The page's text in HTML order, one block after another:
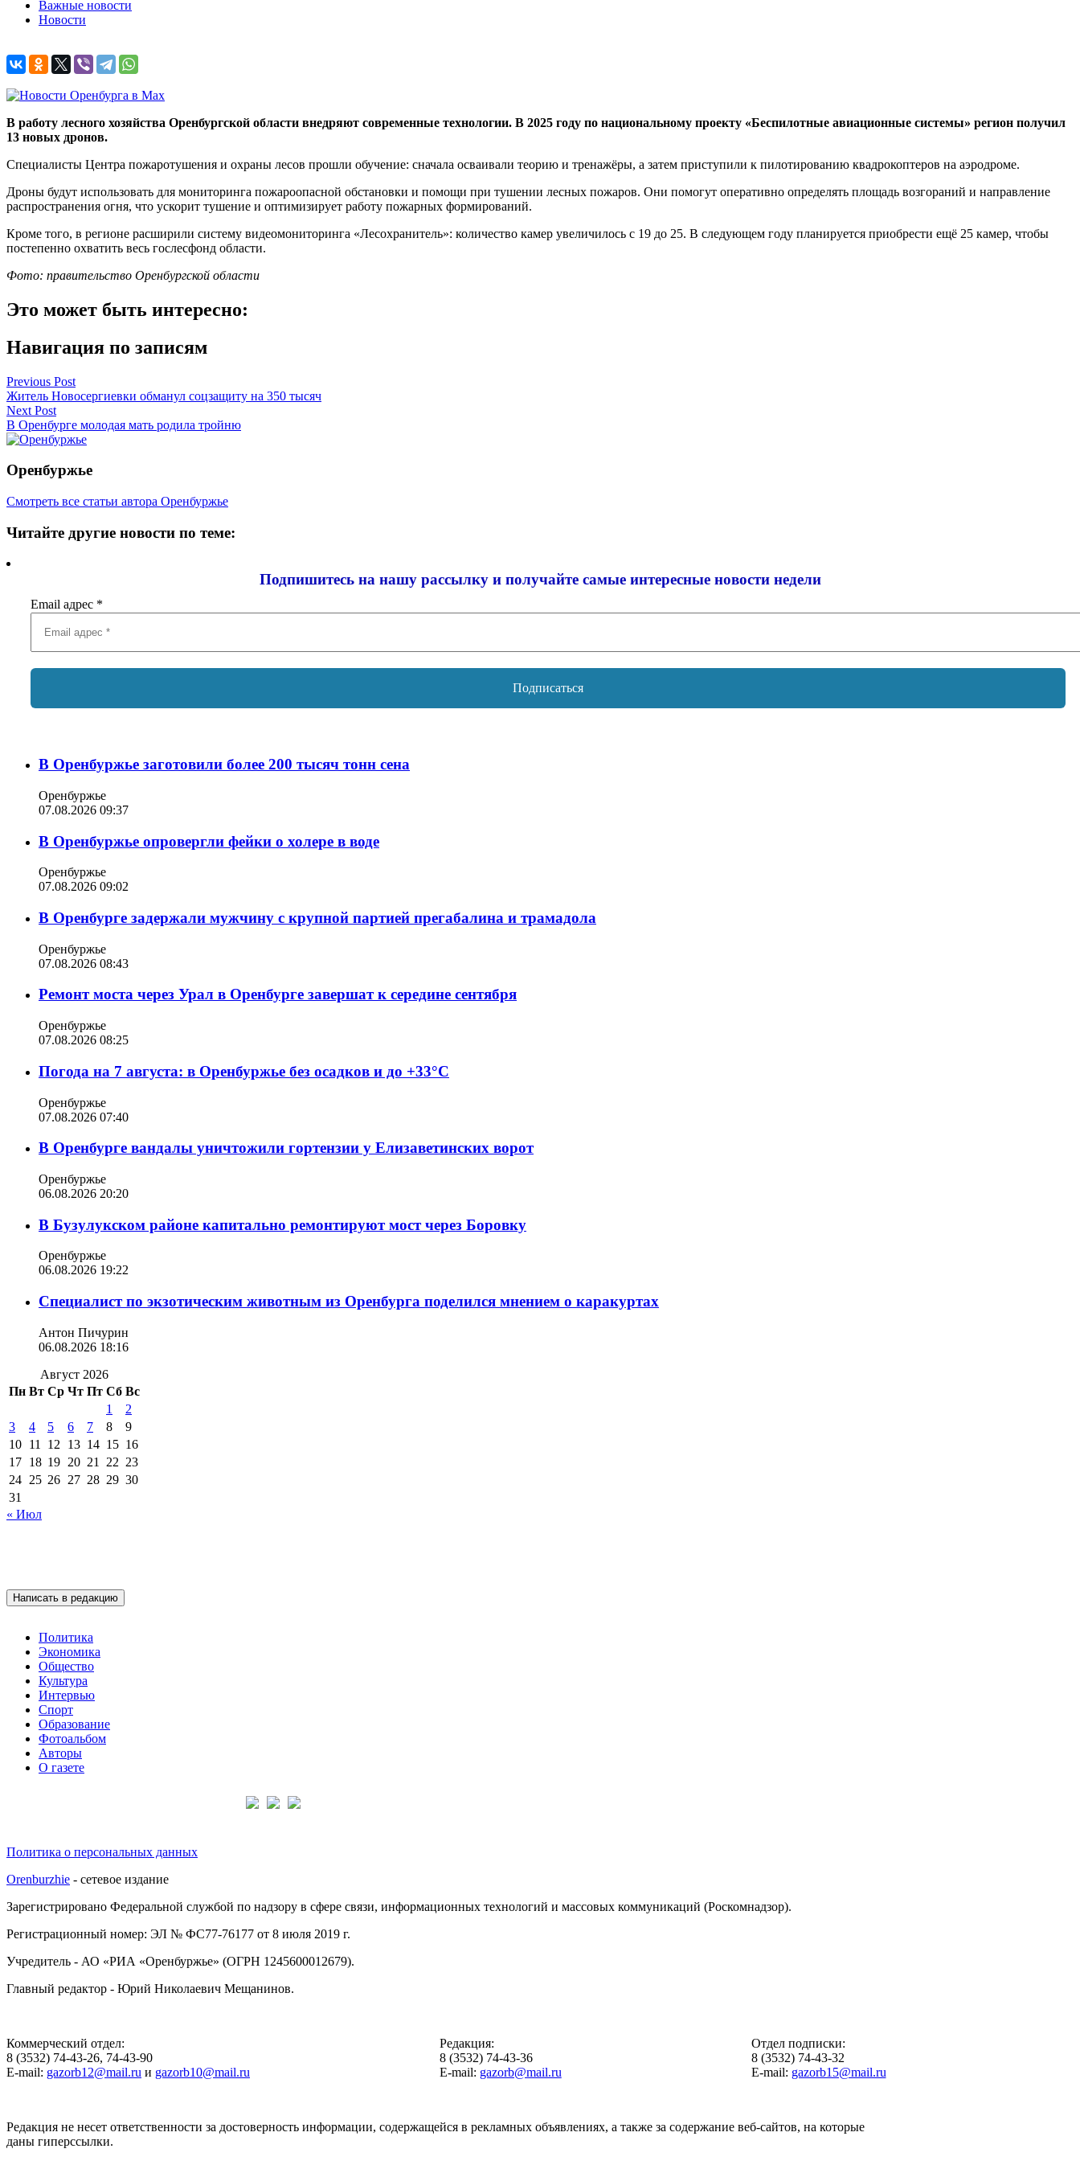
Важные новости
Новости
В работу лесного хозяйства Оренбургской области внедряют современные технологии. В 2025 году по национальному проекту «Беспилотные авиационные системы» регион получил
13 новых дронов.
Специалисты Центра пожаротушения и охраны лесов прошли обучение: сначала осваивали теорию и тренажёры, а затем приступили к пилотированию квадрокоптеров на аэродроме.
Дроны будут использовать для мониторинга пожароопасной обстановки и помощи при тушении лесных пожаров. Они помогут оперативно определять площадь возгораний и направление
распространения огня, что ускорит тушение и оптимизирует работу пожарных формирований.
Кроме того, в регионе расширили систему видеомониторинга «Лесохранитель»: количество камер увеличилось с 19 до 25. В следующем году планируется приобрести ещё 25 камер, чтобы
постепенно охватить весь гослесфонд области.
Фото: правительство Оренбургской области
Это может быть интересно:
Навигация по записям
Previous Post
Житель Новосергиевки обманул соцзащиту на 350 тысяч
Next Post
В Оренбурге молодая мать родила тройню
Оренбуржье
Смотреть все статьи автора Оренбуржье
Читайте другие новости по теме:
Подпишитесь на нашу рассылку и получайте самые интересные новости недели
Email адрес *
В Оренбуржье заготовили более 200 тысяч тонн сена
Оренбуржье
07.08.2026 09:37
В Оренбуржье опровергли фейки о холере в воде
Оренбуржье
07.08.2026 09:02
В Оренбурге задержали мужчину с крупной партией прегабалина и трамадола
Оренбуржье
07.08.2026 08:43
Ремонт моста через Урал в Оренбурге завершат к середине сентября
Оренбуржье
07.08.2026 08:25
Погода на 7 августа: в Оренбуржье без осадков и до +33°C
Оренбуржье
07.08.2026 07:40
В Оренбурге вандалы уничтожили гортензии у Елизаветинских ворот
Оренбуржье
06.08.2026 20:20
В Бузулукском районе капитально ремонтируют мост через Боровку
Оренбуржье
06.08.2026 19:22
Специалист по экзотическим животным из Оренбурга поделился мнением о каракуртах
Антон Пичурин
06.08.2026 18:16
Август 2026
Пн Вт Ср Чт Пт Сб Вс
1
2
3
4 5 6 7 8
9
10 11 12 13 14 15 16
17 18 19 20 21 22 23
24 25 26 27 28 29 30
31
« Июл
Написать в редакцию
Политика
Экономика
Общество
Культура
Интервью
Спорт
Образование
Фотоальбом
Авторы
О газете
Политика о персональных данных
Orenburzhie - сетевое издание
Зарегистрировано Федеральной службой по надзору в сфере связи, информационных технологий и массовых коммуникаций (Роскомнадзор).
Регистрационный номер: ЭЛ № ФС77-76177 от 8 июля 2019 г.
Учредитель - АО «РИА «Оренбуржье» (ОГРН 1245600012679).
Главный редактор - Юрий Николаевич Мещанинов.
Коммерческий отдел:
8 (3532) 74-43-26, 74-43-90
E-mail: gazorb12@mail.ru и gazorb10@mail.ru
Редакция:
8 (3532) 74-43-36
E-mail: gazorb@mail.ru
Отдел подписки:
8 (3532) 74-43-32
E-mail: gazorb15@mail.ru
Редакция не несет ответственности за достоверность информации, содержащейся в рекламных объявлениях, а также за содержание веб-сайтов, на которые
даны гиперссылки.